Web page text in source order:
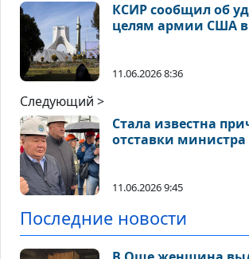
КСИР сообщил об
целям армии США в
11.06.2026 8:36
Следующий >
Стала известна
отставки министра
11.06.2026 9:45
Последние новости